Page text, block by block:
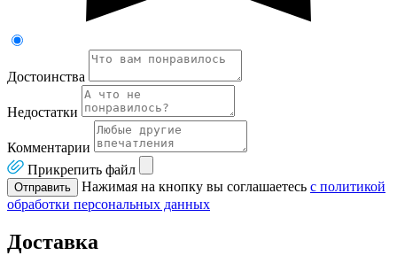
Достоинства
Недостатки
Комментарии
Прикрепить файл
Отправить Нажимая на кнопку вы соглашаетесь с политикой
обработки персональных данных
Доставка